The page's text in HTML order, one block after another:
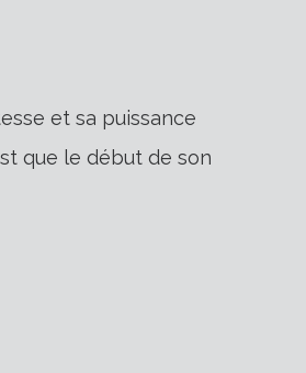
et sa puissance
que le début de son